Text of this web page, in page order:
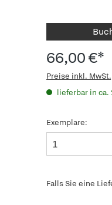
66,00 €*
Preise inkl.
lieferbar in ca.
Exemplare:
Falls Sie eine